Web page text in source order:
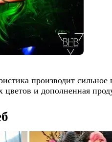
производит
и дополненная